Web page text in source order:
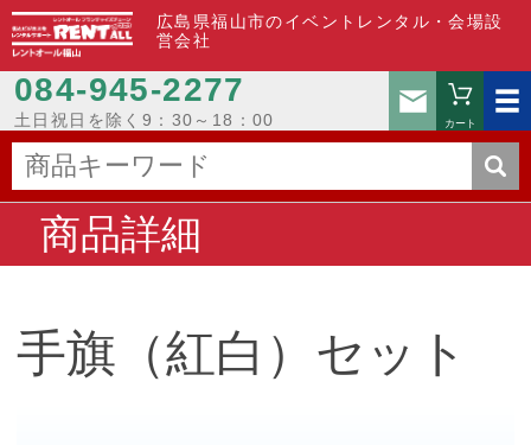
広島県福山市のイベントレンタル・会場設
営会社
084-945-2277
土日祝日を除く9：30～18：00
お問い
カート
商品詳細
手旗（紅白）セット